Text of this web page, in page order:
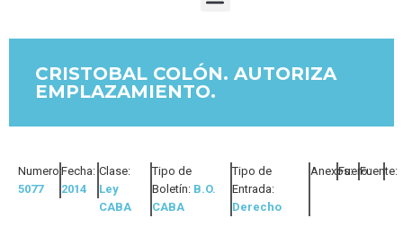
CRISTOBAL COLÓN. AUTORIZA
EMPLAZAMIENTO.
Numero:
5077
Fecha:
2014
Clase:
Ley
CABA
Tipo de
Boletín: B.O.
CABA
Tipo de
Entrada:
Derecho
Anexos:Fuero:Fuente: